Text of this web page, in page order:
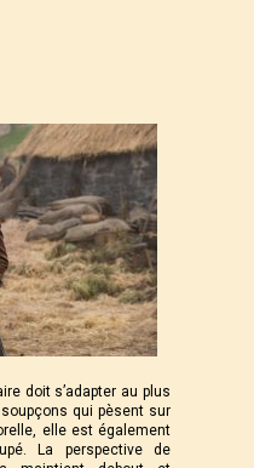
doit s’adapter au plus
qui pèsent sur
elle est également
La perspective de